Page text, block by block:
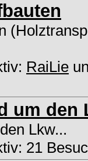
RaiLie
um den
Lkw...
21